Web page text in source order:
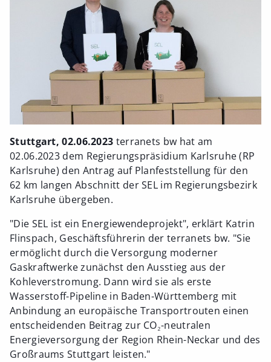
Stuttgart, 02.06.2023 terranets bw hat am
02.06.2023 dem Regierungspräsidium Karlsruhe (RP
Karlsruhe) den Antrag auf Planfeststellung für den
62 km langen Abschnitt der SEL im Regierungsbezirk
Karlsruhe übergeben.
"Die SEL ist ein Energiewendeprojekt", erklärt Katrin
Flinspach, Geschäftsführerin der terranets bw. "Sie
ermöglicht durch die Versorgung moderner
Gaskraftwerke zunächst den Ausstieg aus der
Kohleverstromung. Dann wird sie als erste
Wasserstoff-Pipeline in Baden-Württemberg mit
Anbindung an europäische Transportrouten einen
entscheidenden Beitrag zur CO₂-neutralen
Energieversorgung der Region Rhein-Neckar und des
Großraums Stuttgart leisten."